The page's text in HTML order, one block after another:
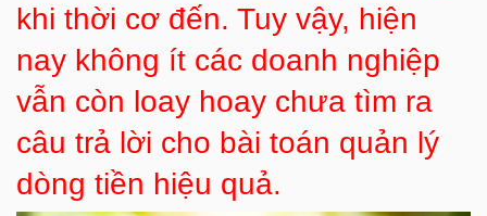
khi thời cơ đến. Tuy vậy, hiện
nay không ít các doanh nghiệp
vẫn còn loay hoay chưa tìm ra
câu trả lời cho bài toán quản lý
dòng tiền hiệu quả.